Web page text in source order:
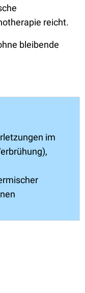
reicht.
bleibende
im